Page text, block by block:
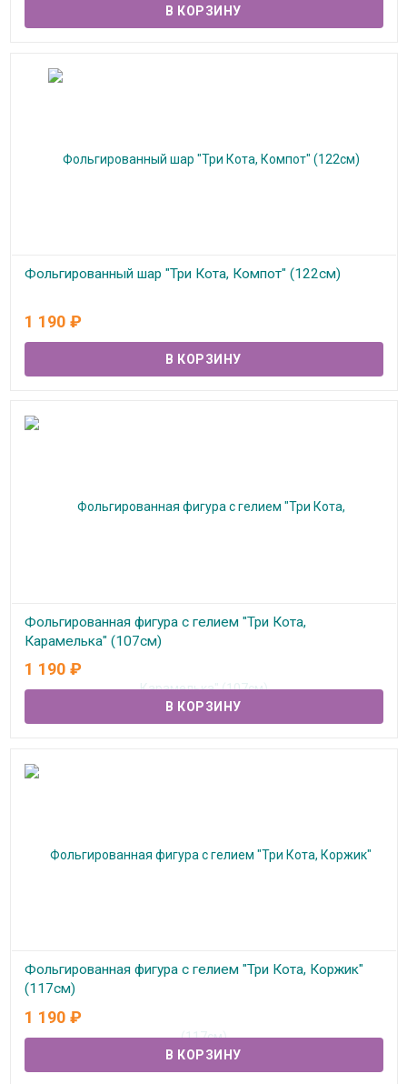
Фольгированный шар "Три Кота, Компот" (122см)
1 190 ₽
Фольгированная фигура с гелием "Три Кота,
Карамелька" (107см)
В наличии
1 190 ₽
Фольгированная фигура с гелием "Три Кота, Коржик"
(117см)
В наличии
1 190 ₽